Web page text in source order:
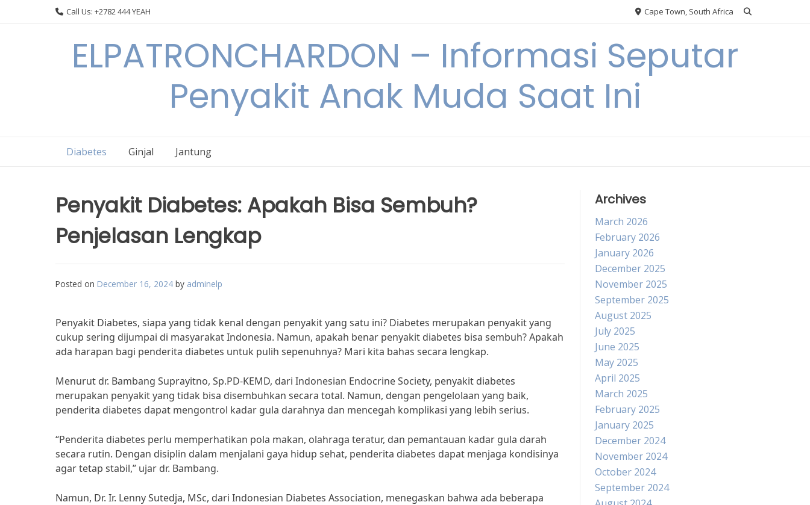
Call Us: +2782 444 YEAH Cape Town, South Africa
ELPATRONCHARDON – Informasi Seputar
Penyakit Anak Muda Saat Ini
Diabetes Ginjal Jantung
Penyakit Diabetes: Apakah Bisa Sembuh?
Penjelasan Lengkap
Posted on December 16, 2024 by adminelp
Penyakit Diabetes, siapa yang tidak kenal dengan penyakit yang satu ini? Diabetes merupakan penyakit yang
cukup sering dijumpai di masyarakat Indonesia. Namun, apakah benar penyakit diabetes bisa sembuh? Apakah
ada harapan bagi penderita diabetes untuk pulih sepenuhnya? Mari kita bahas secara lengkap.
Menurut dr. Bambang Suprayitno, Sp.PD-KEMD, dari Indonesian Endocrine Society, penyakit diabetes
merupakan penyakit yang tidak bisa disembuhkan secara total. Namun, dengan pengelolaan yang baik,
penderita diabetes dapat mengontrol kadar gula darahnya dan mencegah komplikasi yang lebih serius.
“Penderita diabetes perlu memperhatikan pola makan, olahraga teratur, dan pemantauan kadar gula darah
secara rutin. Dengan disiplin dalam menjalani gaya hidup sehat, penderita diabetes dapat menjaga kondisinya
agar tetap stabil,” ujar dr. Bambang.
Namun, Dr. Ir. Lenny Sutedja, MSc, dari Indonesian Diabetes Association, menegaskan bahwa ada beberapa
Archives
March 2026
February 2026
January 2026
December 2025
November 2025
September 2025
August 2025
July 2025
June 2025
May 2025
April 2025
March 2025
February 2025
January 2025
December 2024
November 2024
October 2024
September 2024